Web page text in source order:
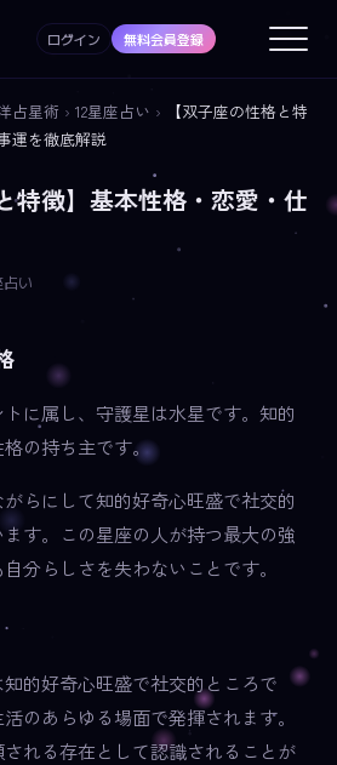
ログイン 無料会員登録
占星術 › 12星座占い ›
【双子座の性格と特
運を徹底解説
特徴】基本性格・恋愛・仕
い
に属し、守護星は水星です。知的
の持ち主です。
らにして知的好奇心旺盛で社交的
す。この星座の人が持つ最大の強
分らしさを失わないことです。
的好奇心旺盛で社交的ところで
のあらゆる場面で発揮されます。
れる存在として認識されることが